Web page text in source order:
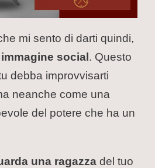
mi sento di darti quindi,
social . Questo
debba improvvisarti
neanche come una
del potere che ha un
una ragazza del tuo